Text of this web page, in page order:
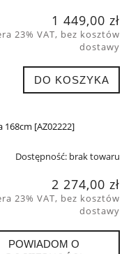
1 449,00 zł
23% VAT, bez kosztów
dostawy
DO KOSZYKA
168cm [AZ02222]
Dostępność: brak towaru
2 274,00 zł
23% VAT, bez kosztów
dostawy
POWIADOM O